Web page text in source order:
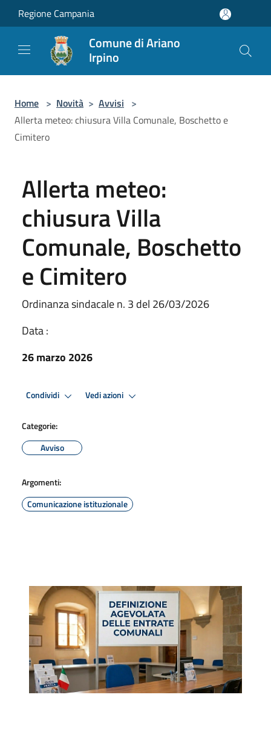
Salta al contenuto principale
Regione Campania
Comune di Ariano
Irpino
Home > Novità > Avvisi >
Allerta meteo: chiusura Villa Comunale, Boschetto e
Cimitero
Allerta meteo:
chiusura Villa
Comunale, Boschetto
e Cimitero
Ordinanza sindacale n. 3 del 26/03/2026
Data :
26 marzo 2026
Condividi Vedi azioni
Categorie:
Avviso
Argomenti:
Comunicazione istituzionale